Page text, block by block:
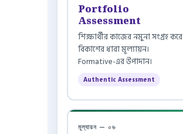
Portfolio
Assessment
শিক্ষার্থীর কাজের নমুনা সংগ্রহ করে
বিকাশের ধারা মূল্যায়ন।
Formative-এর উপাদান।
Authentic Assessment
মূল্যায়ন — ০৬